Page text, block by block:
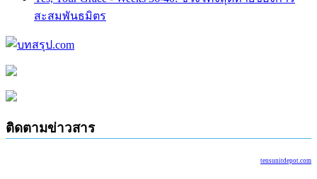
สะสมพันธมิตร
ติดตามข่าวสาร
tensunitdepot.com